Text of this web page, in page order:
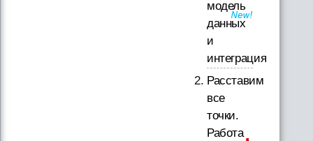
модель
данных
и
интеграция
Расставим
все
точки.
Работа